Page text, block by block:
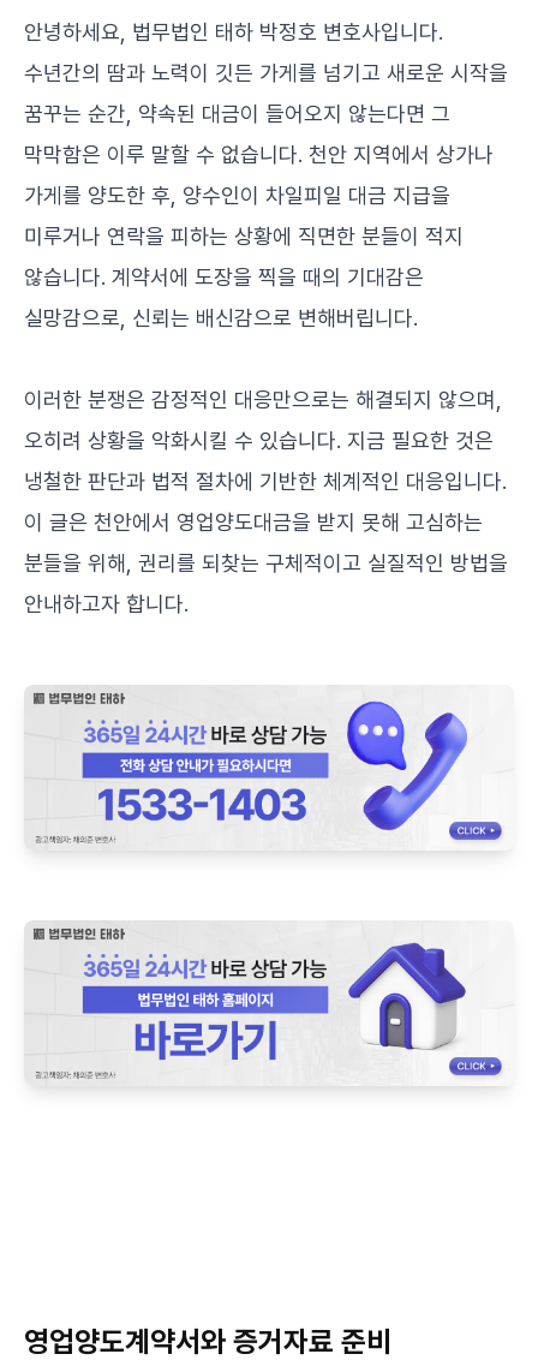
안녕하세요, 법무법인 태하 박정호 변호사입니다.
수년간의 땀과 노력이 깃든 가게를 넘기고 새로운 시작을
꿈꾸는 순간, 약속된 대금이 들어오지 않는다면 그
막막함은 이루 말할 수 없습니다. 천안 지역에서 상가나
가게를 양도한 후, 양수인이 차일피일 대금 지급을
미루거나 연락을 피하는 상황에 직면한 분들이 적지
않습니다. 계약서에 도장을 찍을 때의 기대감은
실망감으로, 신뢰는 배신감으로 변해버립니다.
이러한 분쟁은 감정적인 대응만으로는 해결되지 않으며,
오히려 상황을 악화시킬 수 있습니다. 지금 필요한 것은
냉철한 판단과 법적 절차에 기반한 체계적인 대응입니다.
이 글은 천안에서 영업양도대금을 받지 못해 고심하는
분들을 위해, 권리를 되찾는 구체적이고 실질적인 방법을
안내하고자 합니다.
영업양도계약서와 증거자료 준비